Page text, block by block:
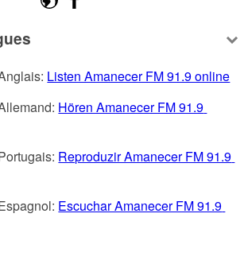
Listen Amanecer FM 91.9 online
Hören Amanecer FM 91.9
Reproduzir Amanecer FM 91.9
Escuchar Amanecer FM 91.9